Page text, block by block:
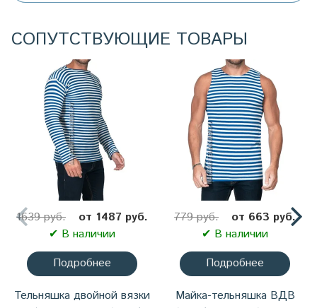
СОПУТСТВУЮЩИЕ ТОВАРЫ
1639 руб.
от 1487 руб.
✔ В наличии
Подробнее
Тельняшка двойной вязки
779 руб.
от 663 руб.
✔ В наличии
Подробнее
Майка-тельняшка ВДВ